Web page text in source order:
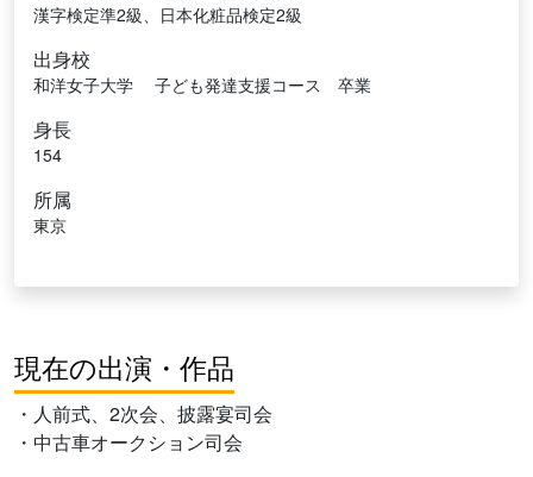
漢字検定準2級、日本化粧品検定2級
出身校
和洋女子大学 子ども発達支援コース 卒業
身長
154
所属
東京
現在の出演・作品
・人前式、2次会、披露宴司会
・中古車オークション司会